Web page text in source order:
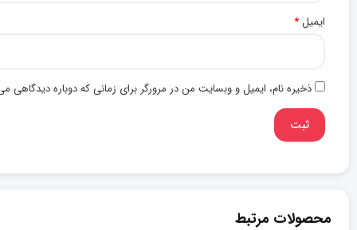
ایمیل*
ذخیره نام، ایمیل و وبسایت من در مرورگر برای زمانی که دوباره دیدگاهی
محصولات مرتبط